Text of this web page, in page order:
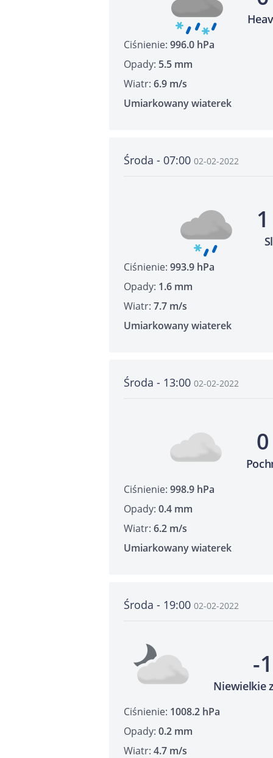
Ciśnienie: 996.0 hPa
Opady: 5.5 mm
Wiatr: 6.9 m/s
Umiarkowany wiaterek
Środa - 07:00 02-02-2022
Ciśnienie: 993.9 hPa
Opady: 1.6 mm
Wiatr: 7.7 m/s
Umiarkowany wiaterek
Środa - 13:00 02-02-2022
Ciśnienie: 998.9 hPa
Opady: 0.4 mm
Wiatr: 6.2 m/s
Umiarkowany wiaterek
Środa - 19:00 02-02-2022
-
Niewielkie
Ciśnienie: 1008.2 hPa
Opady: 0.2 mm
Wiatr: 4.7 m/s